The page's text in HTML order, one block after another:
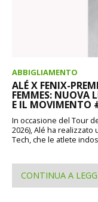
ABBIGLIAMENTO
ALÉ X FENIX-
FEMMES: NUOVA
E IL MOVIMENTO
In occasione del Tour
2026), Alé ha
Tech, che le atlete
CONTINUA A